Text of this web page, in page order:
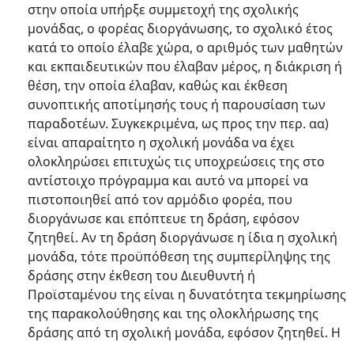
στην οποία υπήρξε συμμετοχή της σχολικής
μονάδας, ο φορέας διοργάνωσης, το σχολικό έτος
κατά το οποίο έλαβε χώρα, ο αριθμός των μαθητών
και εκπαιδευτικών που έλαβαν μέρος, η διάκριση ή
θέση, την οποία έλαβαν, καθώς και έκθεση
συνοπτικής αποτίμησής τους ή παρουσίαση των
παραδοτέων. Συγκεκριμένα, ως προς την περ. αα)
είναι απαραίτητο η σχολική μονάδα να έχει
ολοκληρώσει επιτυχώς τις υποχρεώσεις της στο
αντίστοιχο πρόγραμμα και αυτό να μπορεί να
πιστοποιηθεί από τον αρμόδιο φορέα, που
διοργάνωσε και επόπτευε τη δράση, εφόσον
ζητηθεί. Αν τη δράση διοργάνωσε η ίδια η σχολική
μονάδα, τότε προϋπόθεση της συμπερίληψης της
δράσης στην έκθεση του Διευθυντή ή
Προϊσταμένου της είναι η δυνατότητα τεκμηρίωσης
της παρακολούθησης και της ολοκλήρωσης της
δράσης από τη σχολική μονάδα, εφόσον ζητηθεί. Η